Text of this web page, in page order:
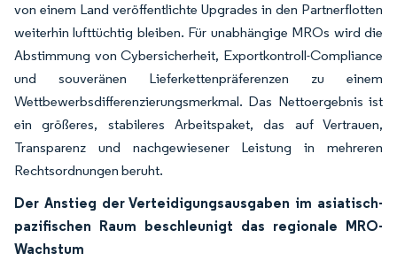
von einem Land veröffentlichte Upgrades in den Partnerflotten
weiterhin lufttüchtig bleiben. Für unabhängige MROs wird die
Abstimmung von Cybersicherheit, Exportkontroll-Compliance
und souveränen Lieferkettenpräferenzen zu einem
Wettbewerbsdifferenzierungsmerkmal. Das Nettoergebnis ist
ein größeres, stabileres Arbeitspaket, das auf Vertrauen,
Transparenz und nachgewiesener Leistung in mehreren
Rechtsordnungen beruht.
Der Anstieg der Verteidigungsausgaben im asiatisch-
pazifischen Raum beschleunigt das regionale MRO-
Wachstum